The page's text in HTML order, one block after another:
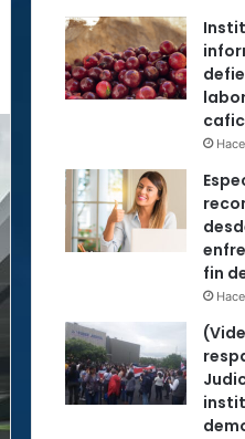
fin